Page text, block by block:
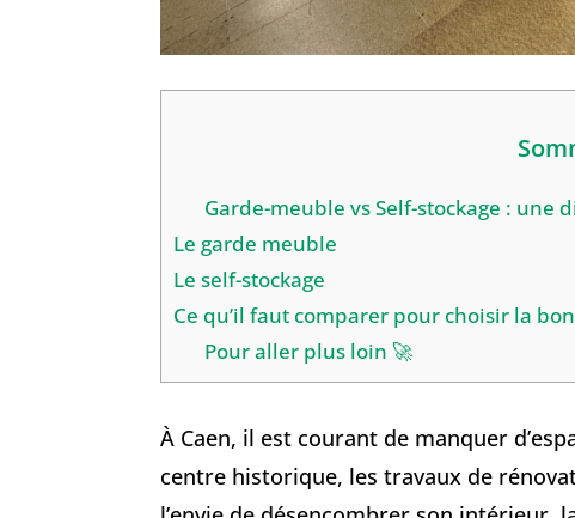
Garde-meuble vs Self-stockage : une
Le garde meuble
Le self-stockage
Ce qu’il faut comparer pour choisir la
Pour aller plus loin 🚀
À Caen, il est courant de manquer
centre historique, les travaux de